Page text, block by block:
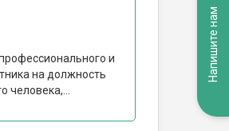
и
на должность
человека,...
Напишите нам